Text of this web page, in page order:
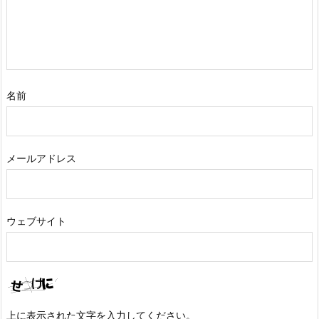
名前
メールアドレス
ウェブサイト
上に表示された文字を入力してください。